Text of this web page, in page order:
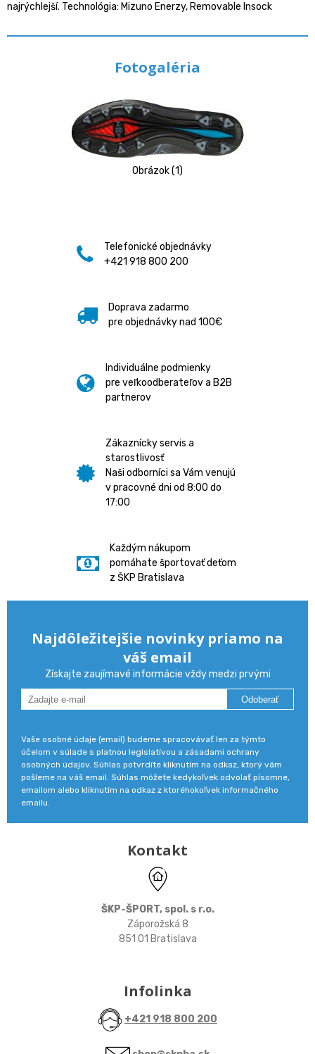
najrýchlejší. Technológia: Mizuno Enerzy, Removable Insock
Fotogaléria
Obrázok (1)
Telefonické objednávky
+421 918 800 200
Doprava zadarmo
pre objednávky nad 100€
Individuálne podmienky
pre veľkoodberateľov a B2B
partnerov
Zákaznícky servis a
starostlivosť
Naši odborníci sa Vám venujú
v pracovné dni od 8:00 do
17:00
Každým nákupom
pomáhate športovať deťom
z ŠKP Bratislava
Najdôležitejšie novinky priamo na
váš email
Získajte zaujímavé informácie vždy medzi prvými
Odoberať
Vaše osobné údaje (email) budeme spracovávať len za týmto
účelom v súlade s platnou legislatívou a zásadami ochrany
osobných údajov. Súhlas potvrdíte kliknutím na odkaz, ktorý vám
pošleme na váš email. Súhlas môžete kedykoľvek odvolať písomne,
emailom alebo kliknutím na odkaz z ktoréhokoľvek informačného
emailu.
Kontakt
ŠKP-ŠPORT, spol. s r.o.
Záporožská 8
851 01 Bratislava
Infolinka
+421 918 800 200